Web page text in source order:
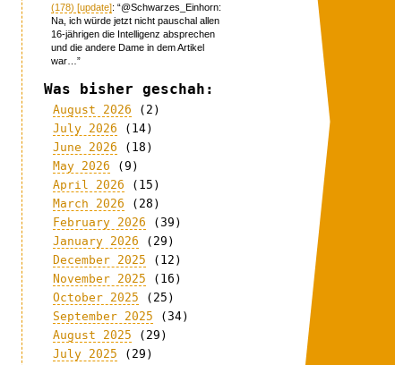
(178) [update]: “@Schwarzes_Einhorn:
Na, ich würde jetzt nicht pauschal allen
16-jährigen die Intelligenz absprechen
und die andere Dame in dem Artikel
war… ”
Was bisher geschah:
August 2026 (2)
July 2026 (14)
June 2026 (18)
May 2026 (9)
April 2026 (15)
March 2026 (28)
February 2026 (39)
January 2026 (29)
December 2025 (12)
November 2025 (16)
October 2025 (25)
September 2025 (34)
August 2025 (29)
July 2025 (29)